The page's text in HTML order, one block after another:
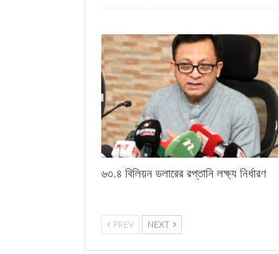
৬৩.৪ বিলিয়ন ডলারের রপ্তানি লক্ষ্য নির্ধারণ
PREV NEXT